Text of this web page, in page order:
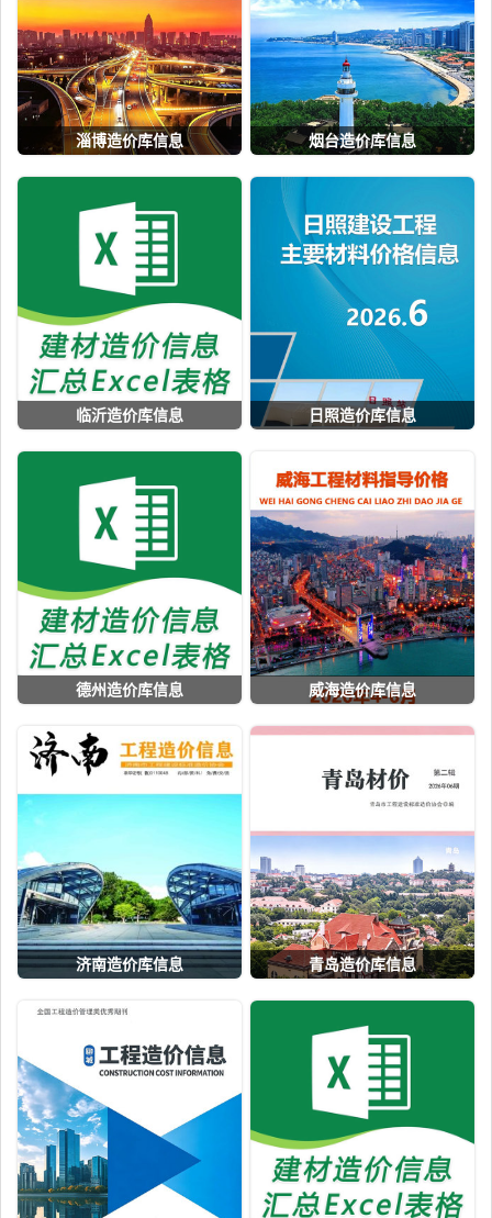
淄博造价库信息 烟台造价库信息
临沂造价库信息 日照造价库信息
德州造价库信息 威海造价库信息
济南造价库信息 青岛造价库信息